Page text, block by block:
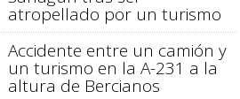
atropellado por un turismo
Accidente entre un camión y
un turismo en la A-231 a la
altura de Bercianos